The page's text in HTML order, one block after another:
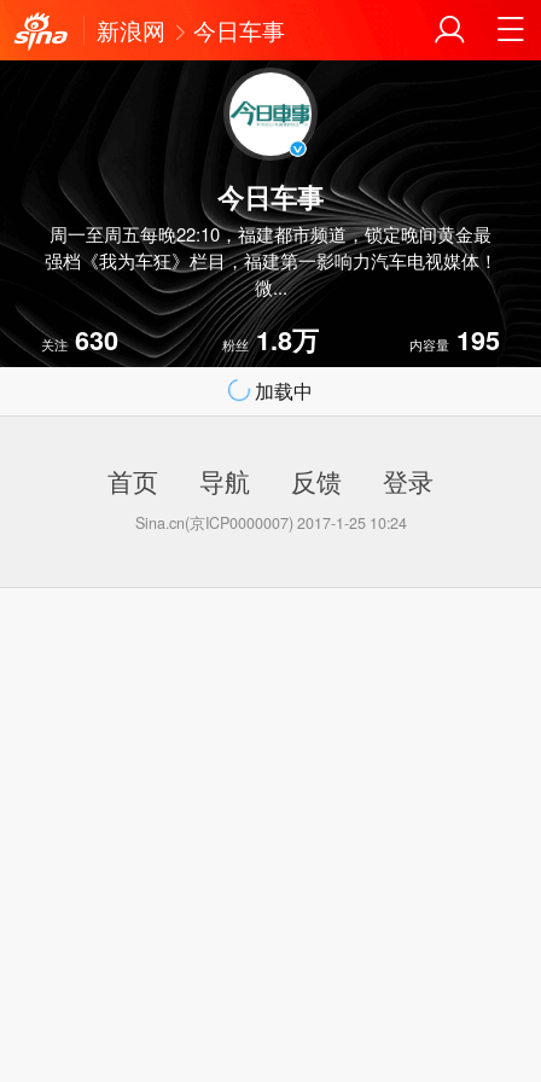
新浪网 今日车事
今日车事
周一至周五每晚22:10，福建都市频道，锁定晚间黄金最
强档《我为车狂》栏目，福建第一影响力汽车电视媒体！
微...
关注 630 粉丝 1.8万 内容量 195
加载中
首页 导航 反馈 登录
Sina.cn(京ICP0000007) 2017-1-25 10:24